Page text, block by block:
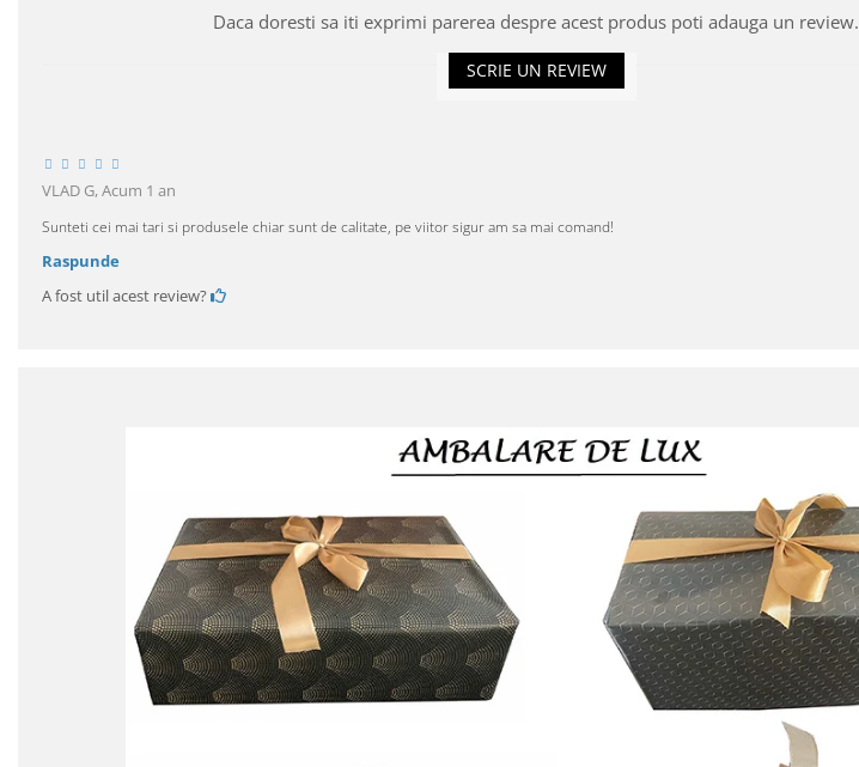
Daca doresti sa iti exprimi parerea despre acest produs poti adauga un review.
SCRIE UN REVIEW
VLAD G,Acum 1 an
Sunteti cei mai tari si produsele chiar sunt de calitate, pe viitor sigur am sa mai comand!
Raspunde
A fost util acest review?